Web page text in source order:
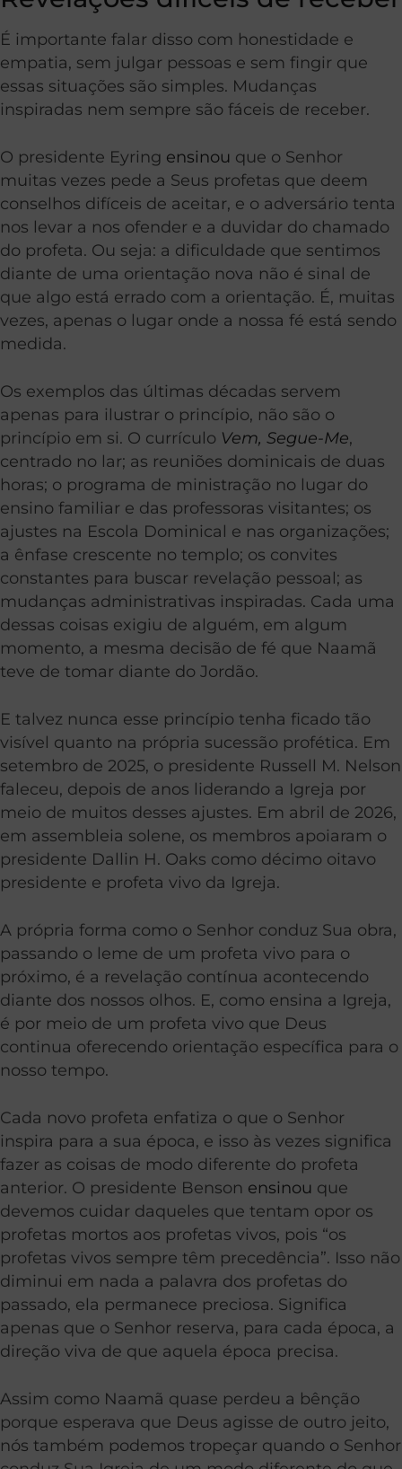
É importante falar disso com honestidade e
empatia, sem julgar pessoas e sem fingir que
essas situações são simples. Mudanças
inspiradas nem sempre são fáceis de receber.
O presidente Eyring ensinou que o Senhor
muitas vezes pede a Seus profetas que deem
conselhos difíceis de aceitar, e o adversário tenta
nos levar a nos ofender e a duvidar do chamado
do profeta. Ou seja: a dificuldade que sentimos
diante de uma orientação nova não é sinal de
que algo está errado com a orientação. É, muitas
vezes, apenas o lugar onde a nossa fé está sendo
medida.
Os exemplos das últimas décadas servem
apenas para ilustrar o princípio, não são o
princípio em si. O currículo Vem, Segue-Me,
centrado no lar; as reuniões dominicais de duas
horas; o programa de ministração no lugar do
ensino familiar e das professoras visitantes; os
ajustes na Escola Dominical e nas organizações;
a ênfase crescente no templo; os convites
constantes para buscar revelação pessoal; as
mudanças administrativas inspiradas. Cada uma
dessas coisas exigiu de alguém, em algum
momento, a mesma decisão de fé que Naamã
teve de tomar diante do Jordão.
E talvez nunca esse princípio tenha ficado tão
visível quanto na própria sucessão profética. Em
setembro de 2025, o presidente Russell M. Nelson
faleceu, depois de anos liderando a Igreja por
meio de muitos desses ajustes. Em abril de 2026,
em assembleia solene, os membros apoiaram o
presidente Dallin H. Oaks como décimo oitavo
presidente e profeta vivo da Igreja.
A própria forma como o Senhor conduz Sua obra,
passando o leme de um profeta vivo para o
próximo, é a revelação contínua acontecendo
diante dos nossos olhos. E, como ensina a Igreja,
é por meio de um profeta vivo que Deus
continua oferecendo orientação específica para o
nosso tempo.
Cada novo profeta enfatiza o que o Senhor
inspira para a sua época, e isso às vezes significa
fazer as coisas de modo diferente do profeta
anterior. O presidente Benson ensinou que
devemos cuidar daqueles que tentam opor os
profetas mortos aos profetas vivos, pois “os
profetas vivos sempre têm precedência”. Isso não
diminui em nada a palavra dos profetas do
passado, ela permanece preciosa. Significa
apenas que o Senhor reserva, para cada época, a
direção viva de que aquela época precisa.
Assim como Naamã quase perdeu a bênção
porque esperava que Deus agisse de outro jeito,
nós também podemos tropeçar quando o Senhor